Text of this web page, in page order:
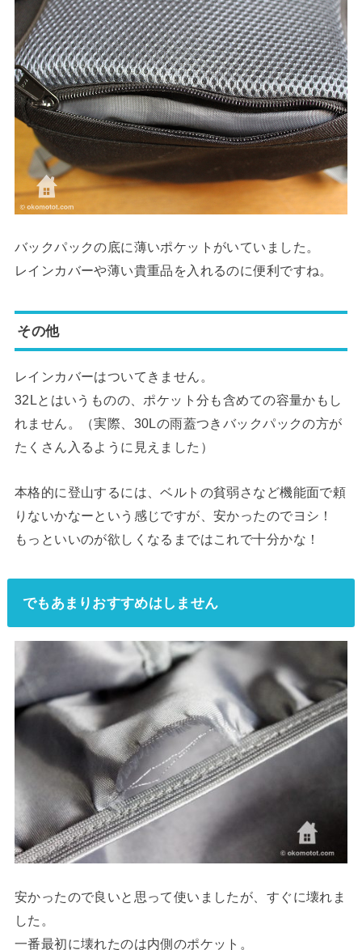
バックパックの底に薄いポケットがいていました。
レインカバーや薄い貴重品を入れるのに便利ですね。
その他
レインカバーはついてきません。
32Lとはいうものの、ポケット分も含めての容量かもし
れません。（実際、30Lの雨蓋つきバックパックの方が
たくさん入るように見えました）
本格的に登山するには、ベルトの貧弱さなど機能面で頼
りないかなーという感じですが、安かったのでヨシ！
もっといいのが欲しくなるまではこれで十分かな！
でもあまりおすすめはしません
安かったので良いと思って使いましたが、すぐに壊れま
した。
一番最初に壊れたのは内側のポケット。